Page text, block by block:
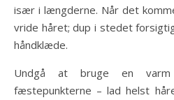
især i længderne. Når det
vride håret; dup i stedet
håndklæde.
Undgå at bruge en
fæstepunkterne – lad helst